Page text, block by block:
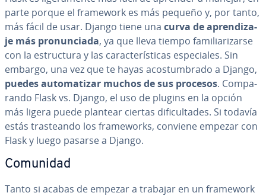
parte porque el framework es más pequeño y, por tanto,
más fácil de usar. Django tiene una curva de apre­n­di­za­
je más pro­nu­n­cia­da, ya que lleva tiempo fa­mi­lia­ri­zar­se
con la es­tru­c­tu­ra y las ca­ra­c­te­rí­s­ti­cas es­pe­cia­les. Sin
embargo, una vez que te hayas aco­s­tu­m­bra­do a Django,
puedes au­to­ma­ti­zar muchos de sus procesos. Co­m­pa­
ra­n­do Flask vs. Django, el uso de plugins en la opción
más ligera puede plantear ciertas di­fi­cu­l­ta­des. Si todavía
estás tra­s­tea­n­do los fra­me­wo­r­ks, conviene empezar con
Flask y luego pasarse a Django.
Comunidad
Tanto si acabas de empezar a trabajar en un framework